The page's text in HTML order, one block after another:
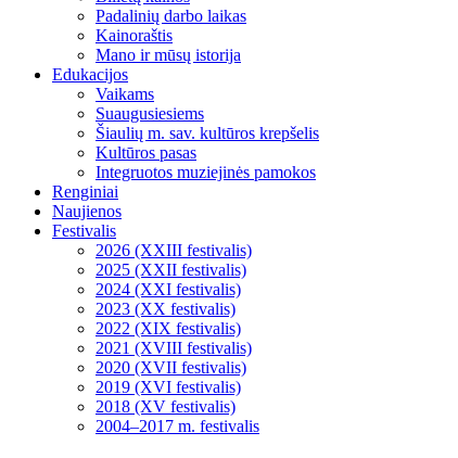
Padalinių darbo laikas
Kainoraštis
Mano ir mūsų istorija
Edukacijos
Vaikams
Suaugusiesiems
Šiaulių m. sav. kultūros krepšelis
Kultūros pasas
Integruotos muziejinės pamokos
Renginiai
Naujienos
Festivalis
2026 (XXIII festivalis)
2025 (XXII festivalis)
2024 (XXI festivalis)
2023 (XX festivalis)
2022 (XIX festivalis)
2021 (XVIII festivalis)
2020 (XVII festivalis)
2019 (XVI festivalis)
2018 (XV festivalis)
2004–2017 m. festivalis